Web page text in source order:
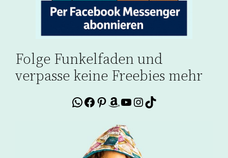
Folge Funkelfaden und
verpasse keine Freebies mehr
WhatsApp
Facebook
Pinterest
Amazon
YouTube
Instagram
TikTok